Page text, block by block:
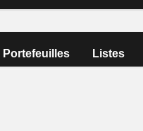
Portefeuilles Listes